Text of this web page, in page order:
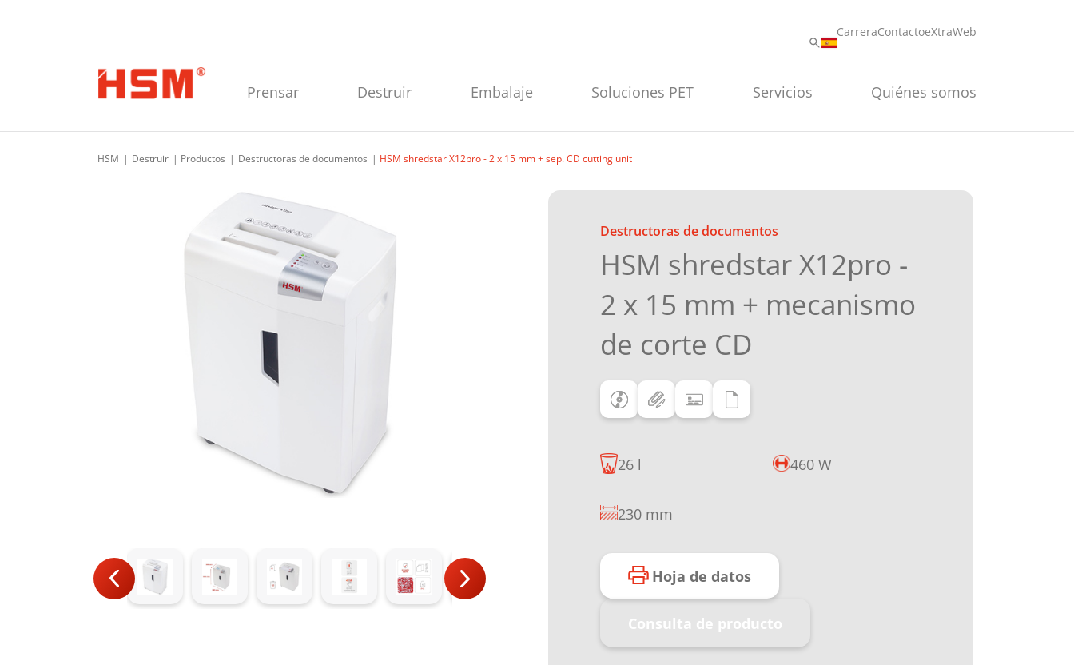
CarreraContactoeXtraWeb
Prensar Destruir Embalaje Soluciones PET Servicios Quiénes somos
HSM Destruir Productos Destructoras de documentos HSM shredstar X12pro - 2 x 15 mm + sep. CD cutting unit
Destructoras de documentos
HSM shredstar X12pro -
2 x 15 mm + mecanismo
de corte CD
26 l 460 W
230 mm
Hoja de datos
Consulta de producto